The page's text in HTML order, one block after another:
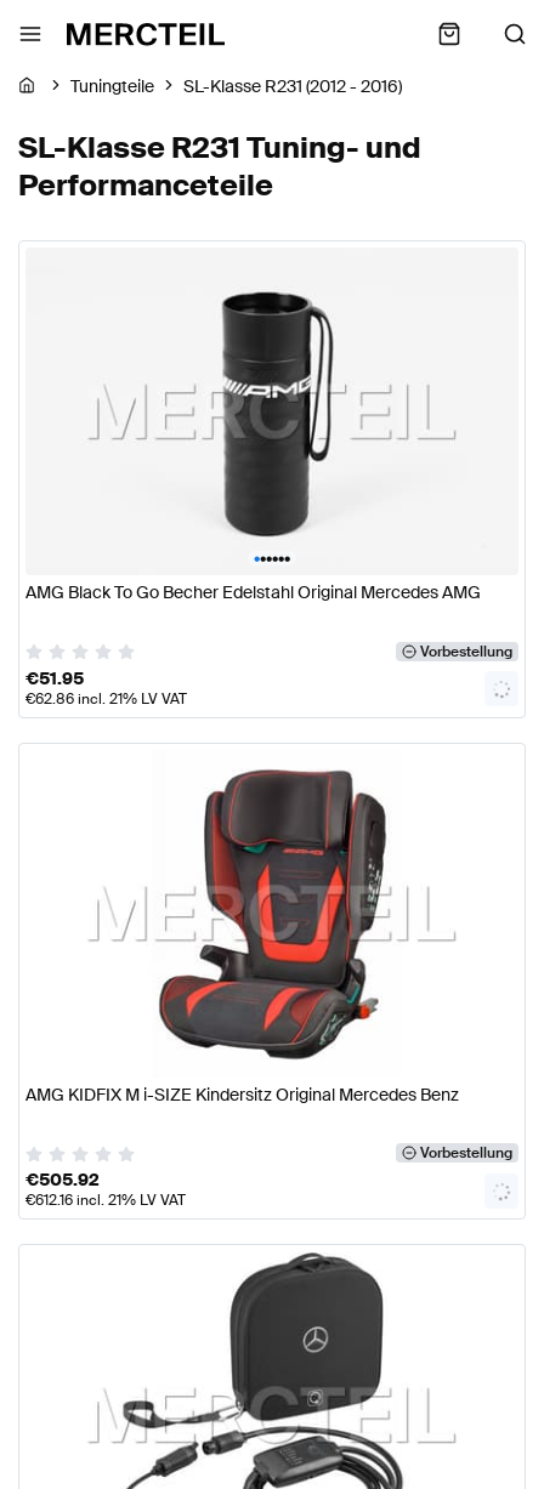
Tuningteile SL-Klasse R231 (2012 - 2016)
SL-Klasse R231 Tuning- und
Performanceteile
••••••
AMG Black To Go Becher Edelstahl Original Mercedes AMG
Vorbestellung
€51.95
€62.86incl. 21% LV VAT
AMG KIDFIX M i-SIZE Kindersitz Original Mercedes Benz
Vorbestellung
€505.92
€612.16incl. 21% LV VAT